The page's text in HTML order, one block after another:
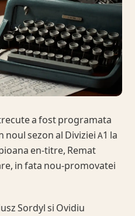
a fost programata
sezon al Diviziei A1 la
en-titre, Remat
in fata nou-promovatei
Sordyl si Ovidiu